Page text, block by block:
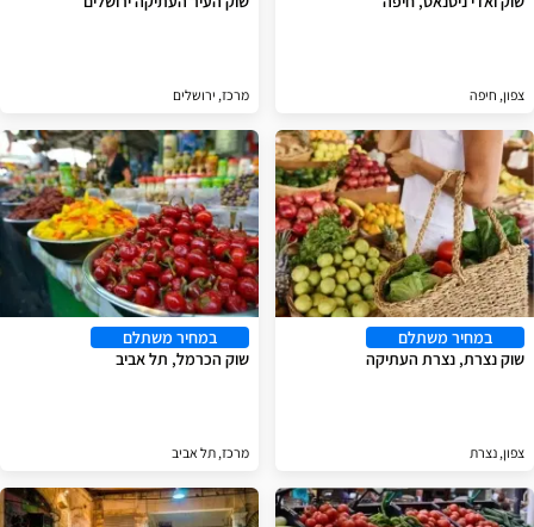
צפון, חיפה מרכז, ירושלים
במחיר משתלם
שוק נצרת, נצרת העתיקה
צפון, נצרת
במחיר משתלם
שוק הכרמל, תל אביב
מרכז, תל אביב